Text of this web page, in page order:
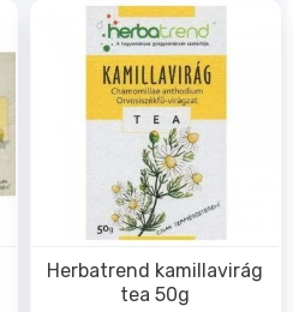
Herbatrend kamillavirág
tea 50g